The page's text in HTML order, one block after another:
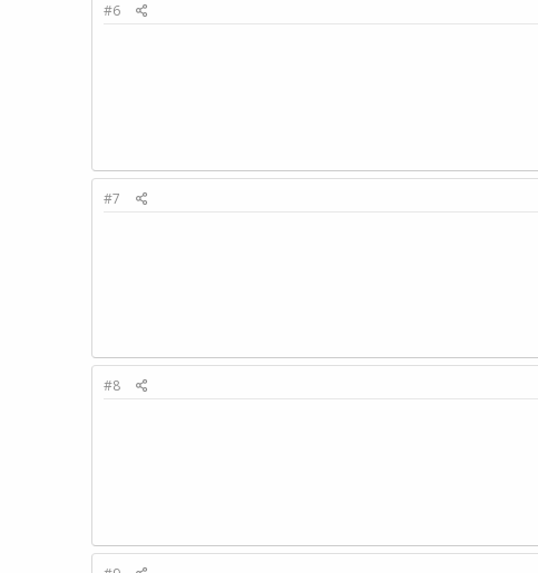
#6
#7
#8